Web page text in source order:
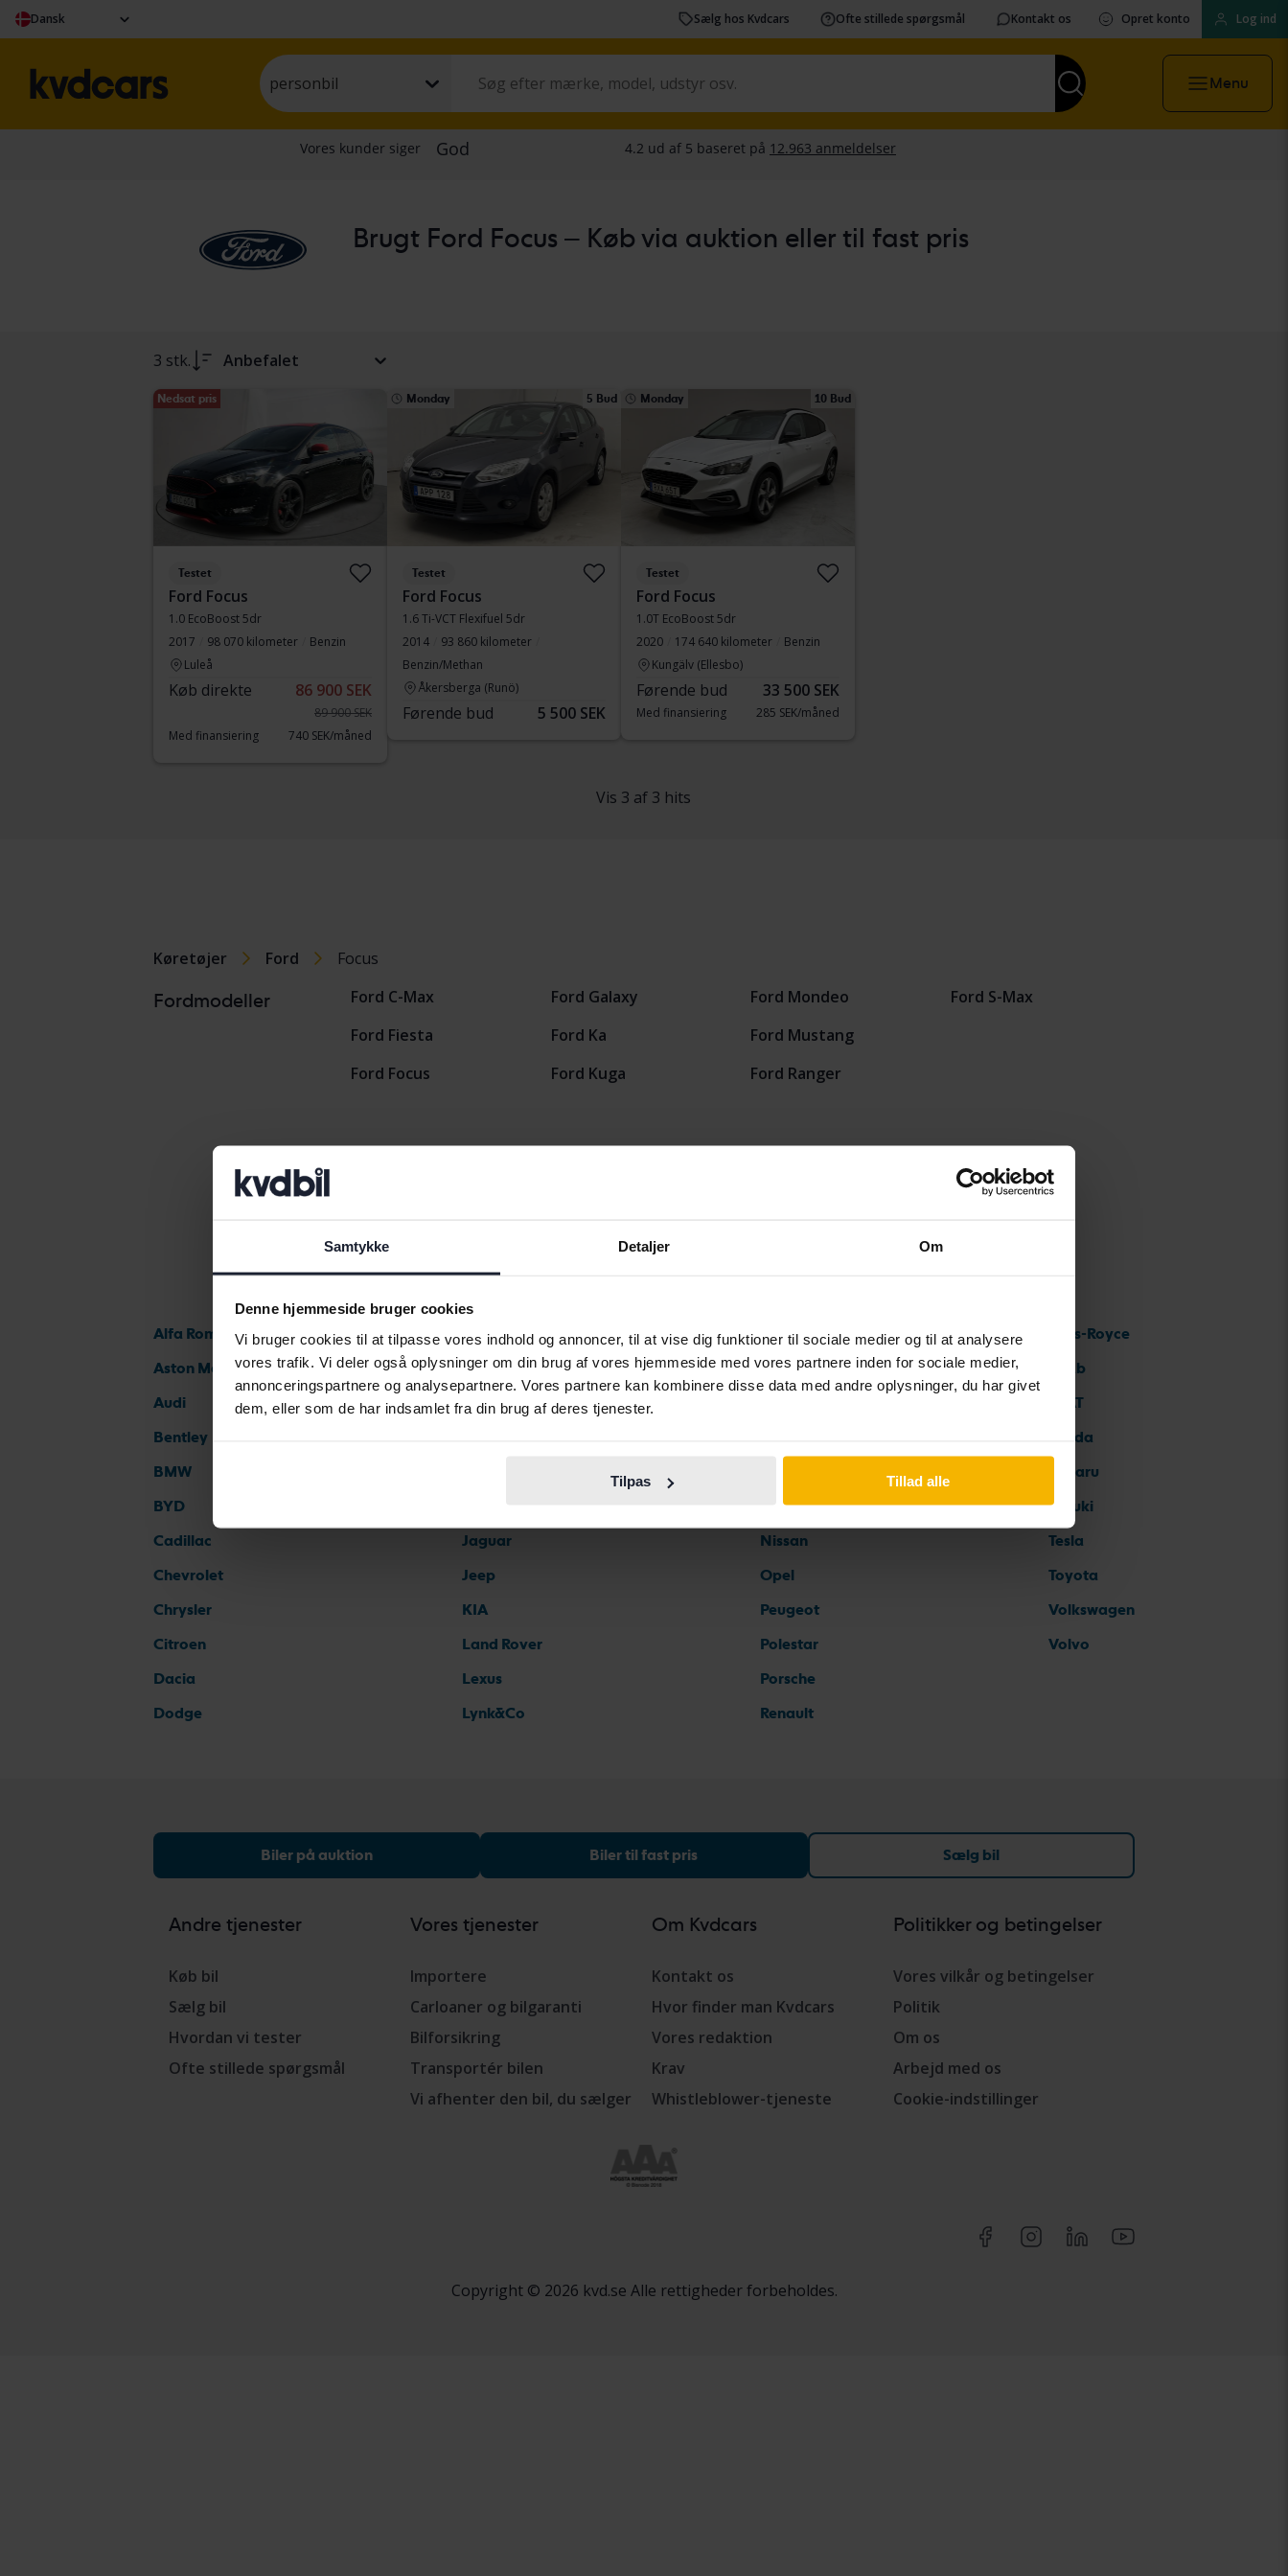
Samtykke Detaljer Om
Denne hjemmeside bruger cookies
Vi bruger cookies til at tilpasse vores indhold og annoncer, til at vise dig funktioner til sociale medier og til at analysere
vores trafik. Vi deler også oplysninger om din brug af vores hjemmeside med vores partnere inden for sociale medier,
annonceringspartnere og analysepartnere. Vores partnere kan kombinere disse data med andre oplysninger, du har givet
dem, eller som de har indsamlet fra din brug af deres tjenester.
Tilpas Tillad alle
Dansk Sælg hos Kvdcars Ofte stillede spørgsmål Kontakt os Opret konto Log ind
personbil Menu
Brugt Ford Focus – Køb via auktion eller til fast pris
3 stk. Anbefalet
Nedsat pris
Testet
Ford Focus
1.0 EcoBoost 5dr
2017
98 070 kilometer
Benzin
Luleå
Køb direkte 86 900 SEK
89 900 SEK
Med finansiering
740 SEK/måned
Monday 5 Bud
Testet
Ford Focus
1.6 Ti-VCT Flexifuel 5dr
2014
93 860 kilometer
Benzin/Methan
Åkersberga (Runö)
Førende bud 5 500 SEK
Monday 10 Bud
Testet
Ford Focus
1.0T EcoBoost 5dr
2020
174 640 kilometer
Benzin
Kungälv (Ellesbo)
Førende bud 33 500 SEK
Med finansiering 285 SEK/måned
Vis 3 af 3 hits
Køretøjer Ford Focus
Fordmodeller
Ford C-Max
Ford Fiesta
Ford Focus
Ford Galaxy
Ford Ka
Ford Kuga
Ford Mondeo
Ford Mustang
Ford Ranger
Ford S-Max
Alfa Romeo
Aston Martin
Audi
Bentley
BMW
BYD
Cadillac
Chevrolet
Chrysler
Citroen
Dacia
Dodge
Ferrari
Fiat
Ford
Jaguar
Jeep
KIA
Land Rover
Lexus
Lynk&Co
Maserati
Mazda
Mitsubishi
Nissan
Opel
Peugeot
Polestar
Porsche
Renault
Rolls-Royce
Saab
SEAT
Skoda
Subaru
Suzuki
Tesla
Toyota
Volkswagen
Volvo
Biler på auktion Biler til fast pris Sælg bil
Andre tjenester
Køb bil
Sælg bil
Hvordan vi tester
Ofte stillede spørgsmål
Vores tjenester
Importere
Carloaner og bilgaranti
Bilforsikring
Transportér bilen
Vi afhenter den bil, du sælger
Om Kvdcars
Kontakt os
Hvor finder man Kvdcars
Vores redaktion
Krav
Whistleblower-tjeneste
Politikker og betingelser
Vores vilkår og betingelser
Politik
Om os
Arbejd med os
Cookie-indstillinger
Copyright © 2026 kvd.se Alle rettigheder forbeholdes.